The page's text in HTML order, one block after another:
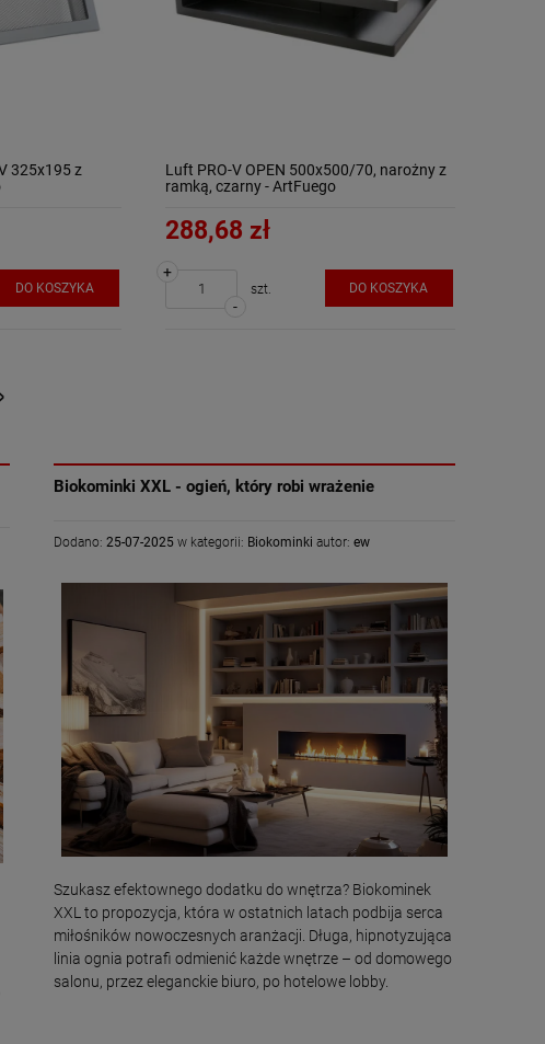
Biokominki XXL - ogień, który robi wrażenie
Dodano:25-07-2025 w kategorii: Biokominki autor:ew
Szukasz efektownego dodatku do wnętrza? Biokominek
XXL to propozycja, która w ostatnich latach podbija serca
miłośników nowoczesnych aranżacji. Długa, hipnotyzująca
linia ognia potrafi odmienić każde wnętrze – od domowego
salonu, przez eleganckie biuro, po hotelowe lobby.
325x195 z
DO KOSZYKA
Luft PRO-V OPEN 500x500/70, narożny z
ramką, czarny - ArtFuego
288,68 zł
-
+
szt. DO KOSZYKA